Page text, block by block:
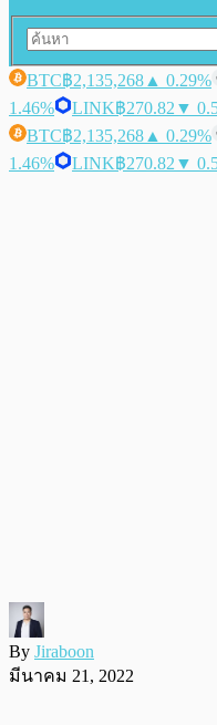
BTC฿2,135,268 ▲ 0.29%
1.46%
LINK฿270.82 ▼
BTC฿2,135,268 ▲ 0.29%
1.46%
LINK฿270.82 ▼
By Jiraboon
มีนาคม 21, 2022